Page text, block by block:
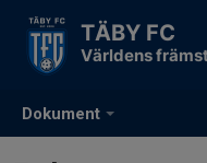
Dokument
TÄBY FC
Världens